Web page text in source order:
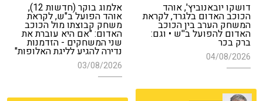
דושקו יובאנוביץ', אוהד
הכוכב האדום בלגרד, לקראת
המשחק הערב בין הכוכב
האדום להפועל ב''ש • וגם:
ברק בכר
04/08/2026
אלמוג בוקר (חדשות 12),
אוהד הפועל ב"ש, לקראת
משחק קבוצתו מול הכוכב
האדום: "אם היא עוברת את
שני המשחקים - הזדמנות
נדירה להגיע לליגת האלופות"
03/08/2026